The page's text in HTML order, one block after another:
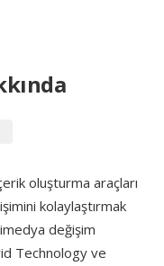
oluşturma araçları
kolaylaştırmak
değişim
Technology ve